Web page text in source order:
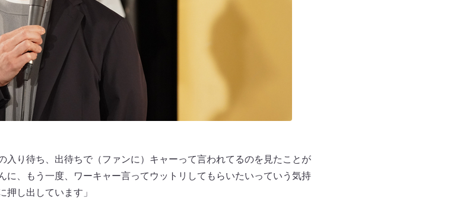
入り待ち、出待ちで（ファンに）キャーって言われてるのを見たことが
に、もう一度、ワーキャー言ってウットリしてもらいたいっていう気持
押し出しています」